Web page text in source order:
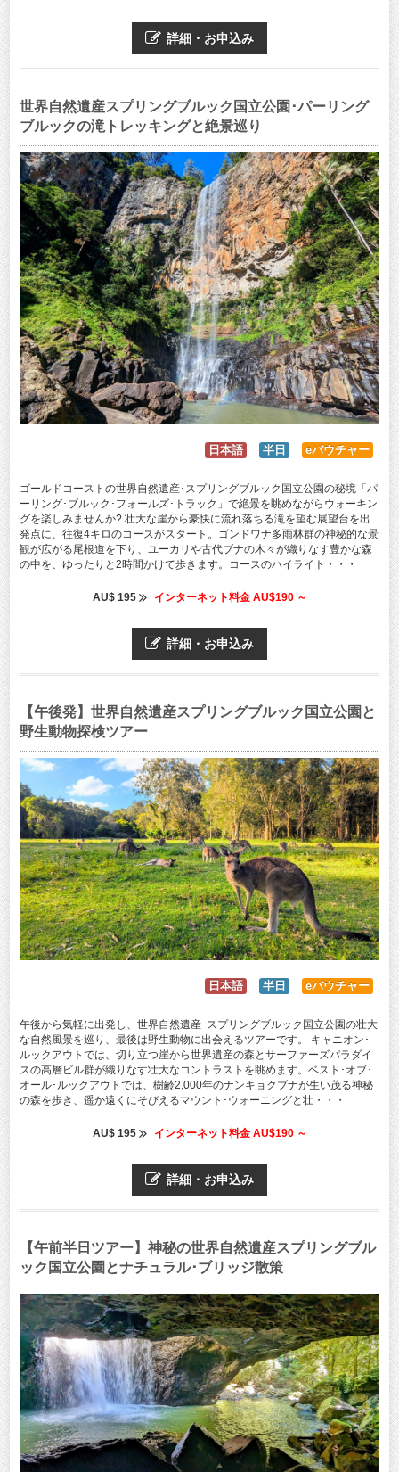
詳細・お申込み
世界自然遺産スプリングブルック国立公園･パーリング
ブルックの滝トレッキングと絶景巡り
日本語 半日 eバウチャー
ゴールドコーストの世界自然遺産･スプリングブルック国立公園の秘境「パ
ーリング･ブルック･フォールズ･トラック」で絶景を眺めながらウォーキン
グを楽しみませんか? 壮大な崖から豪快に流れ落ちる滝を望む展望台を出
発点に、往復4キロのコースがスタート。ゴンドワナ多雨林群の神秘的な景
観が広がる尾根道を下り、ユーカリや古代ブナの木々が織りなす豊かな森
の中を、ゆったりと2時間かけて歩きます。コースのハイライト・・・
AU$ 195 インターネット料金 AU$190 ～
詳細・お申込み
【午後発】世界自然遺産スプリングブルック国立公園と
野生動物探検ツアー
日本語 半日 eバウチャー
午後から気軽に出発し、世界自然遺産･スプリングブルック国立公園の壮大
な自然風景を巡り、最後は野生動物に出会えるツアーです。 キャニオン･
ルックアウトでは、切り立つ崖から世界遺産の森とサーファーズパラダイ
スの高層ビル群が織りなす壮大なコントラストを眺めます。ベスト･オブ･
オール･ルックアウトでは、樹齢2,000年のナンキョクブナが生い茂る神秘
の森を歩き、遥か遠くにそびえるマウント･ウォーニングと壮・・・
AU$ 195 インターネット料金 AU$190 ～
詳細・お申込み
【午前半日ツアー】神秘の世界自然遺産スプリングブル
ック国立公園とナチュラル･ブリッジ散策